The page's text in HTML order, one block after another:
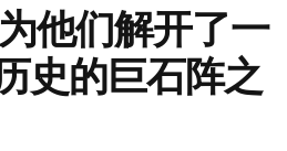
他们解开了一
史的巨石阵之